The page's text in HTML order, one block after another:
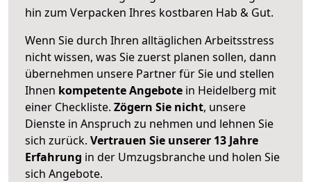
hin zum Verpacken Ihres kostbaren Hab & Gut.
Wenn Sie durch Ihren alltäglichen Arbeitsstress
nicht wissen, was Sie zuerst planen sollen, dann
übernehmen unsere Partner für Sie und stellen
Ihnen kompetente Angebote in Heidelberg mit
einer Checkliste. Zögern Sie nicht, unsere
Dienste in Anspruch zu nehmen und lehnen Sie
sich zurück. Vertrauen Sie unserer 13 Jahre
Erfahrung in der Umzugsbranche und holen Sie
sich Angebote.